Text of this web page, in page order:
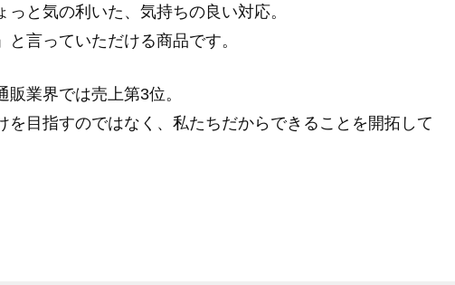
と気の利いた、気持ちの良い対応。
と言っていただける商品です。
業界では売上第3位。
を目指すのではなく、私たちだからできることを開拓して